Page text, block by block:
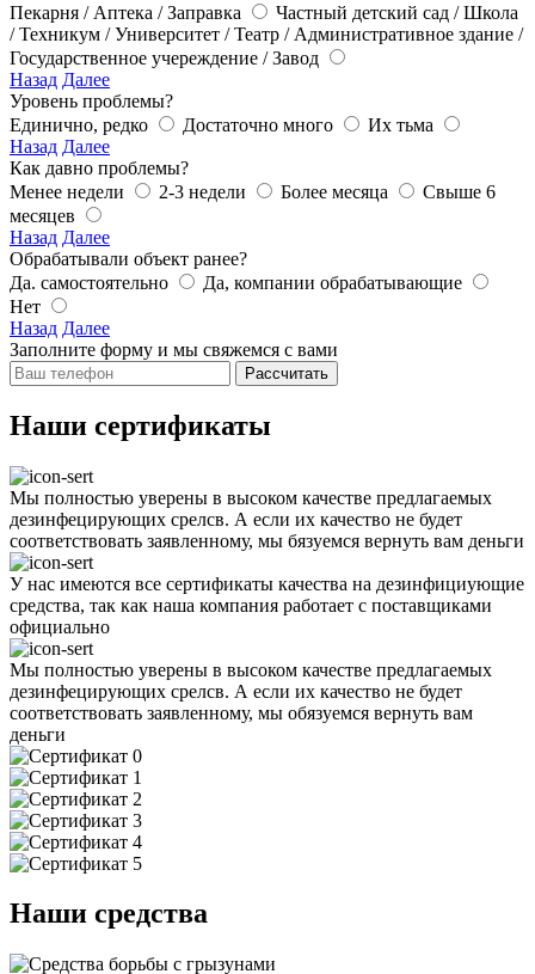
Пекарня / Аптека / Заправка
Частный детский сад / Школа
/ Техникум / Университет / Театр / Административное здание /
Государственное учереждение / Завод
Назад Далее
Уровень проблемы?
Единично, редко
Достаточно много
Их тьма
Назад Далее
Как давно проблемы?
Менее недели
2-3 недели Более месяца
Свыше 6
месяцев
Назад Далее
Обрабатывали объект ранее?
Да. самостоятельно
Да, компании обрабатывающие
Нет
Назад Далее
Заполните форму и мы свяжемся с вами
Рассчитать
Наши сертификаты
Мы полностью уверены в высоком качестве предлагаемых
дезинфецирующих срелсв. А если их качество не будет
соответствовать заявленному, мы бязуемся вернуть вам деньги
У нас имеются все сертификаты качества на дезинфициующие
средства, так как наша компания работает с поставщиками
официально
Мы полностью уверены в высоком качестве предлагаемых
дезинфецирующих срелсв. А если их качество не будет
соответствовать заявленному, мы обязуемся вернуть вам
деньги
Наши средства